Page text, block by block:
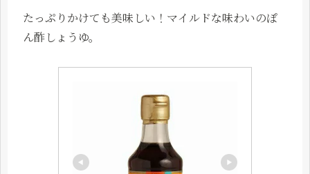
たっぷりかけても美味しい！マイルドな味わいのぽ
ん酢しょうゆ。